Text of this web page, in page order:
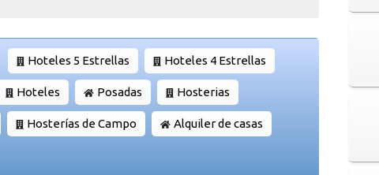
Hoteles 5 Estrellas Hoteles 4 Estrellas
Hoteles Posadas Hosterias
Hosterías de Campo Alquiler de casas